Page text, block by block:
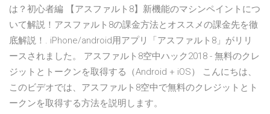
は？初心者編 【アスファルト8】新機能のマシンペイントにつ
いて解説！アスファルト8の課金方法とオススメの課金先を徹
底解説！. iPhone/android用アプリ「アスファルト8」がリリ
ースされました。 アスファルト8空中ハック2018 - 無料のクレ
ジットとトークンを取得する（Android + iOS） こんにちは、
このビデオでは、アスファルト8空中で無料のクレジットとト
ークンを取得する方法を説明します。